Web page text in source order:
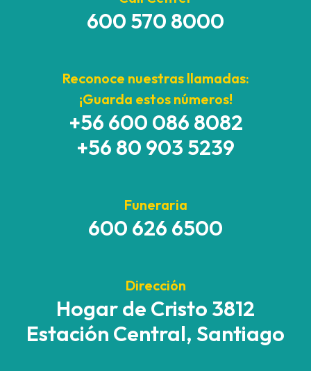
600 570 8000
Reconoce nuestras llamadas:
¡Guarda estos números!
+56 600 086 8082
+56 80 903 5239
Funeraria
600 626 6500
Dirección
Hogar de Cristo 3812
Estación Central, Santiago